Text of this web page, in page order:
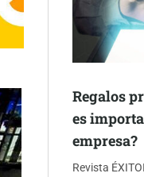
Regalos
es
empresa?
Revista